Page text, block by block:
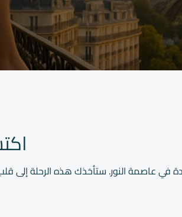
في عاصمة النور. ستأخذك هذه الرحلة